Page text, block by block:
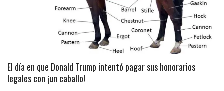
El día en que Donald Trump intentó pagar sus honorarios
legales con ¡un caballo!